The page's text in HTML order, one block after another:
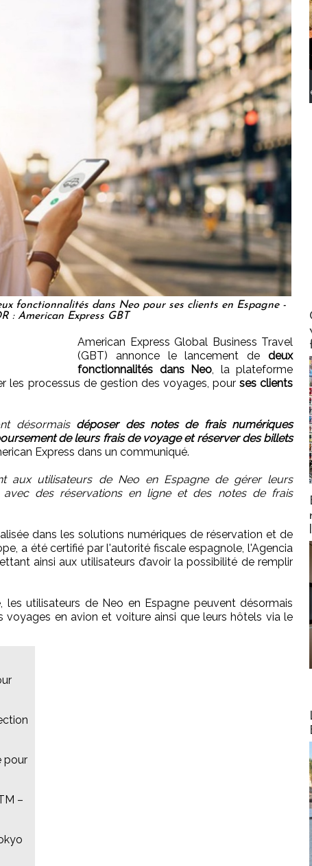
fonctionnalités dans Neo pour ses clients en Espagne -
: American Express GBT
American Express Global Business Travel
(GBT) annonce le lancement de deux
fonctionnalités dans Neo, la plateforme
les processus de gestion des voyages, pour ses clients
désormais déposer des notes de frais numériques
de leurs frais de voyage et réserver des billets
Express dans un communiqué.
aux utilisateurs de Neo en Espagne de gérer leurs
des réservations en ligne et des notes de frais
dans les solutions numériques de réservation et de
a été certifié par l'autorité fiscale espagnole, l'Agencia
ainsi aux utilisateurs d’avoir la possibilité de remplir
les utilisateurs de Neo en Espagne peuvent désormais
voyages en avion et voiture ainsi que leurs hôtels via le
pour
–